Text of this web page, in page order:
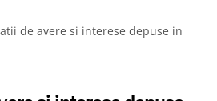
de avere si interese depuse in